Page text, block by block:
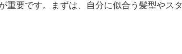
重要です。まずは、自分に似合う髪型やスタ